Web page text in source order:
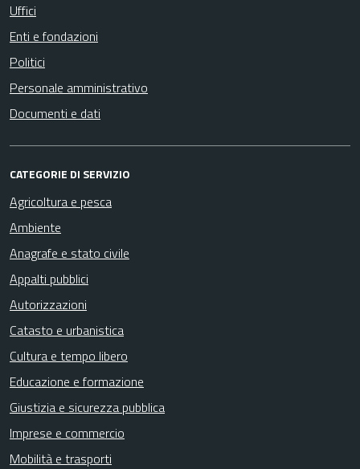
Uffici
Enti e fondazioni
Politici
Personale amministrativo
Documenti e dati
CATEGORIE DI SERVIZIO
Agricoltura e pesca
Ambiente
Anagrafe e stato civile
Appalti pubblici
Autorizzazioni
Catasto e urbanistica
Cultura e tempo libero
Educazione e formazione
Giustizia e sicurezza pubblica
Imprese e commercio
Mobilità e trasporti